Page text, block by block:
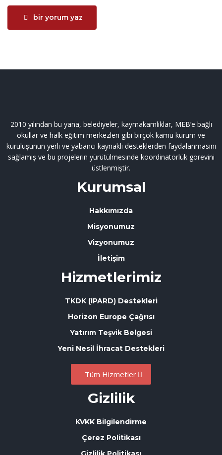
bir yorum yaz
2010 yılından bu yana, belediyeler, kaymakamlıklar, MEB’e bağlı
okullar ve halk eğitim merkezleri gibi birçok kamu kurum ve
kuruluşunun yerli ve yabancı kaynaklı desteklerden faydalanmasını
sağlamış ve bu projelerin yürütülmesinde koordinatörlük görevini
üstlenmiştir.
Kurumsal
Hakkımızda
Misyonumuz
Vizyonumuz
İletişim
Hizmetlerimiz
TKDK (IPARD) Destekleri
Horizon Europe Çağrısı
Yatırım Teşvik Belgesi
Yeni Nesil İhracat Destekleri
Tüm Hizmetler
Gizlilik
KVKK Bilgilendirme
Çerez Politikası